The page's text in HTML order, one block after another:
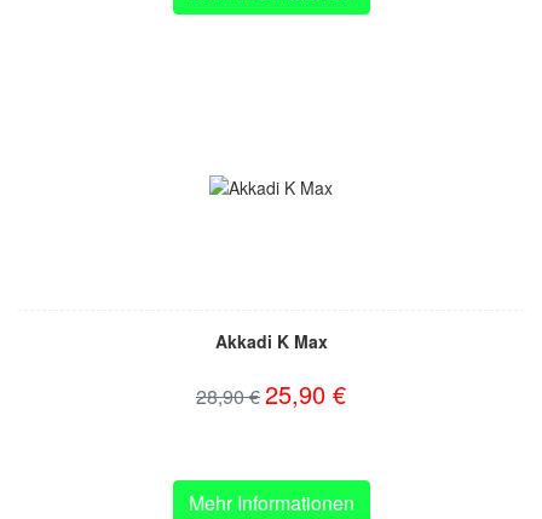
Akkadi K Max
28,90 €25,90 €
Mehr Informationen